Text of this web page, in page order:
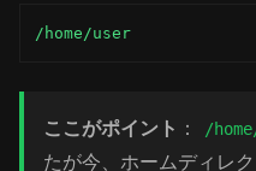
/home/user
ここがポイント ： /
たが今、ホームディレ